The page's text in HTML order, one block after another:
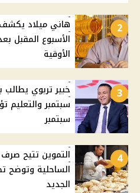
2
هاني ميلاد
الأسبوع المقبل
الأوقية
3
سبتمبر
4
التموين تتيح صرف
الساحلية وتوضح
الجديد